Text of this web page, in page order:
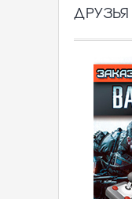
ДРУЗЬЯ